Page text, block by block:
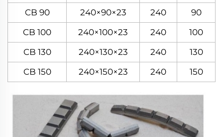
CB 90
240×90×23 240
90
CB 100
240×100×23 240
100
CB 130
240×130×23 240
130
CB 150
240×150×23 240 150